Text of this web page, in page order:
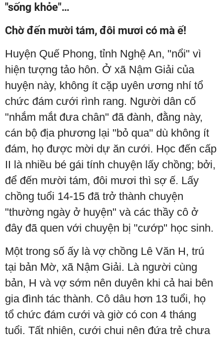
"sống khỏe"…
Chờ đến mười tám, đôi mươi có mà ế!
Huyện Quế Phong, tỉnh Nghệ An, "nổi" vì
hiện tượng tảo hôn. Ở xã Nậm Giải của
huyện này, không ít cặp uyên ương nhí tổ
chức đám cưới rình rang. Người dân cố
"nhắm mắt đưa chân" đã đành, đằng này,
cán bộ địa phương lại "bỏ qua" dù không ít
đám, họ được mời dự ăn cưới. Học đến cấp
II là nhiều bé gái tính chuyện lấy chồng; bởi,
để đến mười tám, đôi mươi thì sợ ế. Lấy
chồng tuổi 14-15 đã trở thành chuyện
"thường ngày ở huyện" và các thầy cô ở
đây đã quen với chuyện bị "cướp" học sinh.
Một trong số ấy là vợ chồng Lê Văn H, trú
tại bản Mờ, xã Nậm Giải. Là người cùng
bản, H và vợ sớm nên duyên khi cả hai bên
gia đình tác thành. Cô dâu hơn 13 tuổi, họ
tổ chức đám cưới và giờ có con 4 tháng
tuổi. Tất nhiên, cưới chui nên đứa trẻ chưa